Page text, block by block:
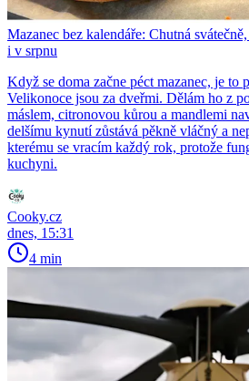
Mazanec bez kalendáře: Chutná
i v srpnu
Když se doma začne péct mazanec, je to
Velikonoce jsou za dveřmi. Dělám ho z
máslem, citronovou kůrou a mandlemi
delšímu kynutí zůstává pěkně vláčný a
kterému se vracím každý rok, protože
kuchyni.
Cooky.cz
dnes, 15:31
4 min